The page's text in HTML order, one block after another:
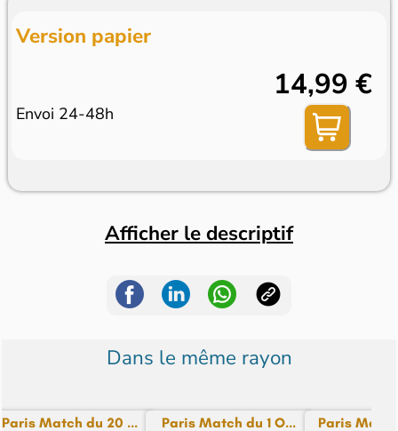
Version papier
Envoi 24-48h
14,99 €
Afficher le descriptif
Dans le même rayon
Paris Match du 20 ... Paris Match du 1 O... Paris